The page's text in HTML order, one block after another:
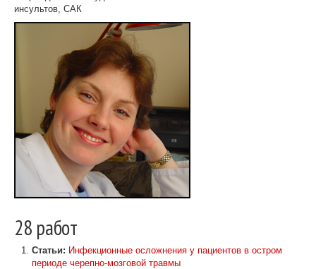
инсультов, САК
28 работ
Статьи: Инфекционные осложнения у пациентов в остром
периоде черепно-мозговой травмы